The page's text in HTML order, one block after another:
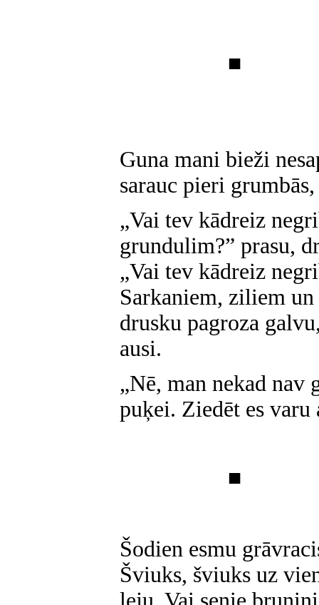
■
Guna mani bieži
sarauc pieri
„Vai tev kādreiz
grundulim?” prasu,
„Vai tev kādreiz
Sarkaniem, ziliem
drusku pagroza
ausi.
„Nē, man nekad
puķei. Ziedēt es varu
■
Šodien esmu
Šviuks, šviuks uz